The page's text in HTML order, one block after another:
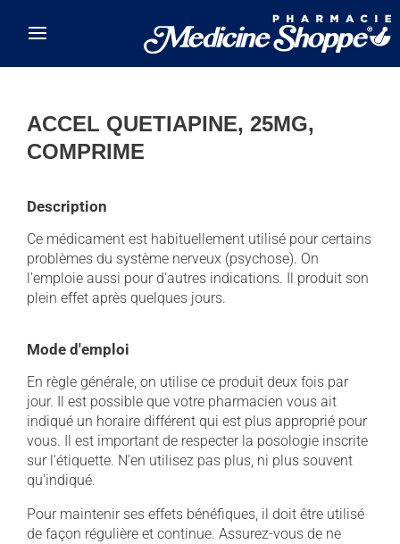
ACCEL QUETIAPINE, 25MG,
COMPRIME
Description
Ce médicament est habituellement utilisé pour certains
problèmes du système nerveux (psychose). On
l'emploie aussi pour d'autres indications. Il produit son
plein effet après quelques jours.
Mode d'emploi
En règle générale, on utilise ce produit deux fois par
jour. Il est possible que votre pharmacien vous ait
indiqué un horaire différent qui est plus approprié pour
vous. Il est important de respecter la posologie inscrite
sur l'étiquette. N'en utilisez pas plus, ni plus souvent
qu'indiqué.
Pour maintenir ses effets bénéfiques, il doit être utilisé
de façon régulière et continue. Assurez-vous de ne